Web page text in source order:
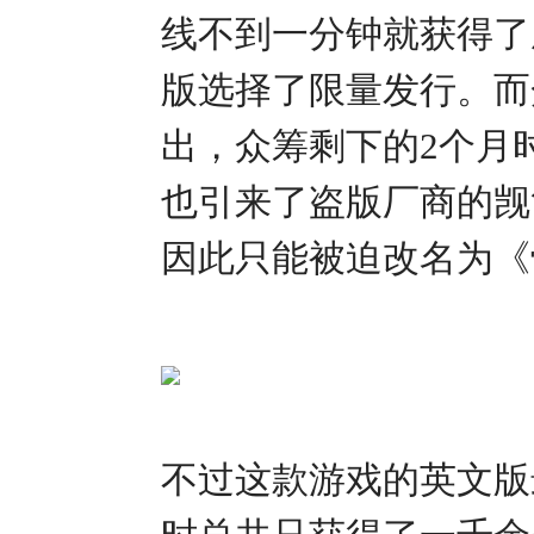
线不到一分钟就获得
版选择了限量发行。
出，众筹剩下的2个月
也引来了盗版厂商的
因此只能被迫改名为
不过这款游戏的英文